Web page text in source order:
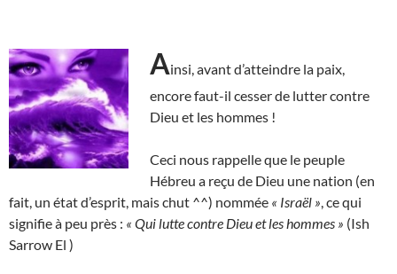
Ainsi, avant d’atteindre la paix,
encore faut-il cesser de lutter contre
Dieu et les hommes !
Ceci nous rappelle que le peuple
Hébreu a reçu de Dieu une nation (en
fait, un état d’esprit, mais chut ^^) nommée « Israël » , ce qui
signifie à peu près : « Qui lutte contre Dieu et les hommes » (Ish
Sarrow El )